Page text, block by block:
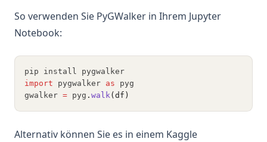
So verwenden Sie PyGWalker in Ihrem Jupyter
Notebook:
pip install pygwalker
import pygwalker as pyg
gwalker = pyg . walk (df)
Alternativ können Sie es in einem Kaggle